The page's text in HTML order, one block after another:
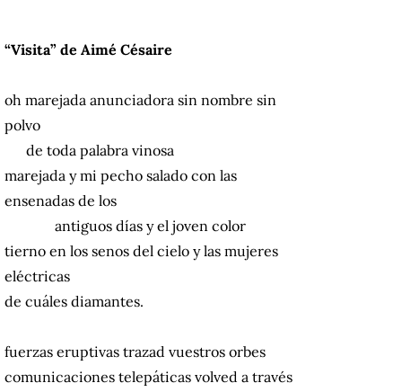
“Visita” de Aimé Césaire
oh marejada anunciadora sin nombre sin
polvo
de toda palabra vinosa
marejada y mi pecho salado con las
ensenadas de los
antiguos días y el joven color
tierno en los senos del cielo y las mujeres
eléctricas
de cuáles diamantes.
fuerzas eruptivas trazad vuestros orbes
comunicaciones telepáticas volved a través